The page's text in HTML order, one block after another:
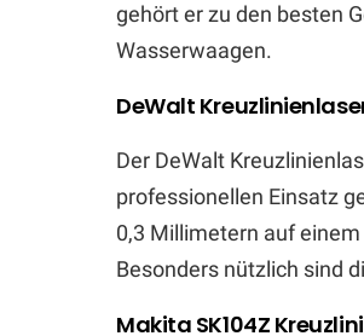
gehört er zu den besten
Wasserwaagen.
DeWalt
Der DeWalt
professionellen Einsatz
0,3 Millimetern auf
Besonders nützlich sind
Makita SK104Z